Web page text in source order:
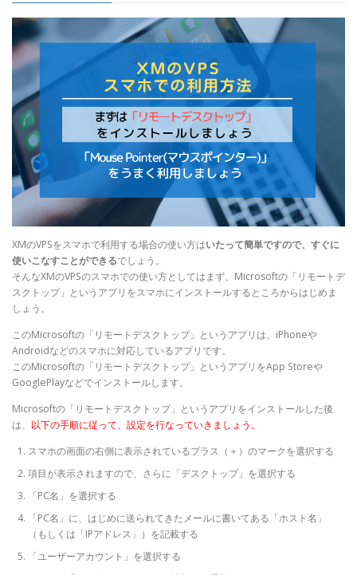
XMのVPSをスマホで利用する場合の使い方はいたって簡単ですので、すぐに
使いこなすことができるでしょう。
そんなXMのVPSのスマホでの使い方としてはまず、Microsoftの「リモートデ
スクトップ」というアプリをスマホにインストールするところからはじめま
しょう。
このMicrosoftの「リモートデスクトップ」というアプリは、iPhoneや
Androidなどのスマホに対応しているアプリです。
このMicrosoftの「リモートデスクトップ」というアプリをApp Storeや
GooglePlayなどでインストールします。
Microsoftの「リモートデスクトップ」というアプリをインストールした後
は、 以下の手順に従って、設定を行なっていきましょう。
スマホの画面の右側に表示されているプラス（＋）のマークを選択する
項目が表示されますので、さらに「デスクトップ」を選択する
「PC名」を選択する
「PC名」に、はじめに送られてきたメールに書いてある「ホスト名」
（もしくは「IPアドレス」）を記載する
「ユーザーアカウント」を選択する